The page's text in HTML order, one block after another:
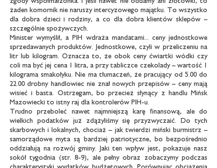
żaden komornik nie naruszy intercyzowego majątku. To wszystko
dla dobra dzieci i rodziny, a co dla dobra klientów sklepów –
szczególnie spożywczych.
Minister wymyślił, a PIH wdraża mandatami... ceny jednostkowe
sprzedawanych produktów. Jednostkowe, czyli w przeliczeniu na
litr lub kilogram. Oznacza to, że obok ceny ćwiartki wódki czy
coli ma być jej cena 1 litra, a przy tabliczce czekolady – wartość 1
kilograma smakołyku. Nie ma tłumaczeń, że pracujący od 5.00 do
22.00 drobny handlowiec nie znał nowych przepisów – ceny mają
wisieć i basta. Ostrzegam, bo przecież słynący z handlu Mińsk
Mazowiecki to istny raj dla kontrolerów PIH-u.
Trudno przeboleć nawet najmniejszą karę finansową, ale do
wielkich podatków już zdążyliśmy się przyzwyczaić. Do tych
skarbowych i lokalnych, chociaż – jak twierdzi miński burmistrz –
samorządowe myta są bardziej patriotyczne, bo bezpośrednio
oddziałują na rozwój gminy. Jaki ten wpływ jest, pokazuje nasz
sokół tygodnia (str. 8-9), ale pełny obraz zobaczymy podczas